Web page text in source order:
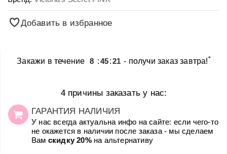
Добавить в избранное
Закажи в течение 8 :45:21 - получи заказ завтра!*
4 причины заказать у нас:
ГАРАНТИЯ НАЛИЧИЯ
У нас всегда актуальна инфо на сайте: если чего-то
не окажется в наличии после заказа - мы сделаем
Вам скидку 20%на альтернативу